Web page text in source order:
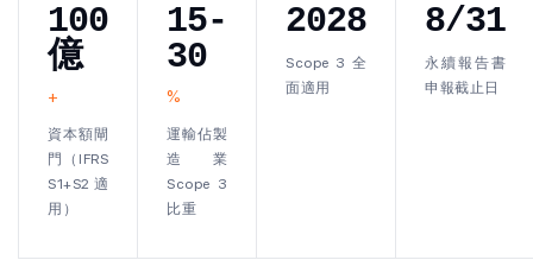
100
億
+
資本額閘
門（IFRS
S1+S2 適
用）
15-
30
%
運輸佔製
造業
Scope 3
比重
2028
Scope 3 全
面適用
8/31
永續報告書
申報截止日